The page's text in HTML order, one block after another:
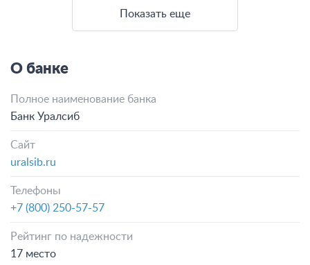
Показать еще
О банке
Полное наименование банка
Банк Уралсиб
Сайт
uralsib.ru
Телефоны
+7 (800) 250-57-57
Рейтинг по надежности
17 место